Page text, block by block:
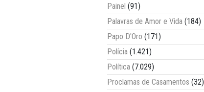
Painel (91)
Palavras de Amor e Vida (184)
Papo D'Oro (171)
Polícia (1.421)
Política (7.029)
Proclamas de Casamentos (32)